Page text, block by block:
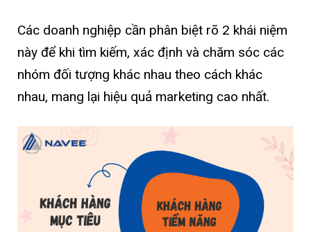
Các doanh nghiệp cần phân biệt rõ 2 khái niệm
này để khi tìm kiếm, xác định và chăm sóc các
nhóm đối tượng khác nhau theo cách khác
nhau, mang lại hiệu quả marketing cao nhất.